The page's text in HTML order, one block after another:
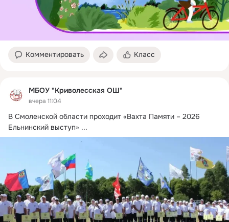
Комментировать Класс
МБОУ "Криволесская ОШ"
вчера 11:04
В Смоленской области проходит «Вахта Памяти – 2026
Ельнинский выступ» ...